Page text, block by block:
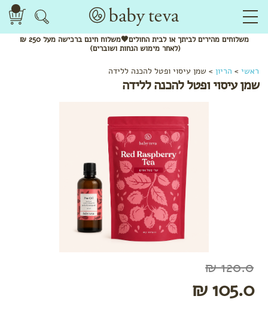
משלוחיםמהיריםלביתך או לבית החולים🖤משלוחחינם
ברכישה מעל 250 ₪
(לאחר מימוש הנחות ושוברים)
לפי
קטגוריה
טרימסטר
ראשון
טרימסטר
ראשי > הריון > שמן עיסוי ופטל להכנה ללידה
שמן עיסוי ופטל להכנה ללידה
120.0 ₪
105.0 ₪